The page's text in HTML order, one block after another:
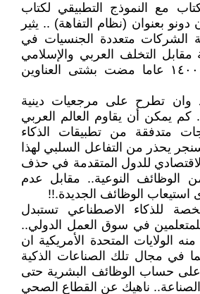
مع النموذج التطبيقي لكتاب
دونو بعنوان (نظام التفاهة) .. يثير
الشركات متعددة الجنسيات في
مقابل التخلف العربي والإسلامي
في اشترار خلافات ١٤٠٠ عاما مضت بشتى العناوين
وان تطرح على مرجعيات دينية
كم يمكن أن يقاوم العالم العربي
متدفقة من تطبيقات الذكاء
يحذر من التفاعل السلبي لهذا
للدول المتقدمة في حذف
الوظائف النوعية.. مقابل عدم
استيعاب الوظائف الجديدة.!!
للذكاء الاصطناعي تستبدل
في سوق العمل الدولي..
الولايات المتحدة الأمريكية ان
في مجال تلك الصناعات الذكية
حساب الوظائف البشرية حتى
ناهيك عن القطاع الصحي